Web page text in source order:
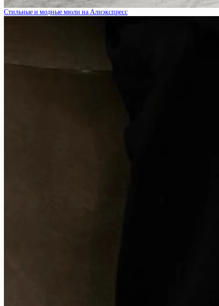
Стильные и модные мюли на Алиэкспресс